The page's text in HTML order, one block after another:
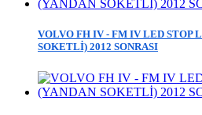
VOLVO FH IV - FM IV LED STOP
SOKETLİ) 2012 SONRASI